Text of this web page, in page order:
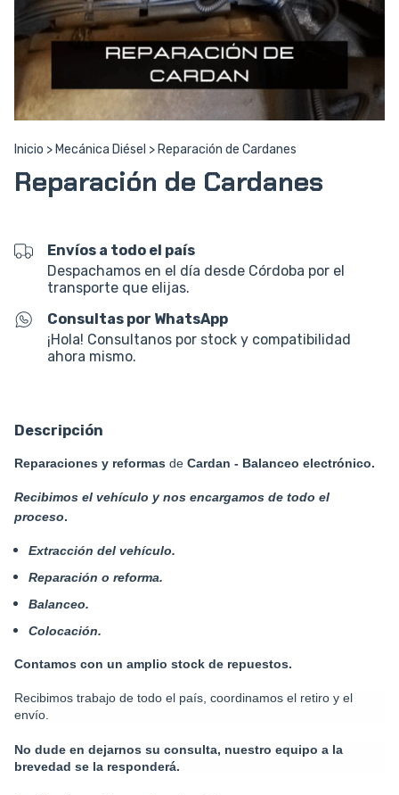
Inicio > Mecánica Diésel > Reparación de Cardanes
Reparación de Cardanes
Envíos a todo el país
Despachamos en el día desde Córdoba por el
transporte que elijas.
Consultas por WhatsApp
¡Hola! Consultanos por stock y compatibilidad
ahora mismo.
Descripción
Reparaciones y reformas de Cardan - Balanceo electrónico.
Recibimos el vehículo y nos encargamos de todo el
proceso.
Extracción del vehículo.
Reparación o reforma.
Balanceo.
Colocación.
Contamos con un amplio stock de repuestos.
Recibimos trabajo de todo el país, coordinamos el retiro y el
envío.
No dude en dejarnos su consulta, nuestro equipo a la
brevedad se la responderá.